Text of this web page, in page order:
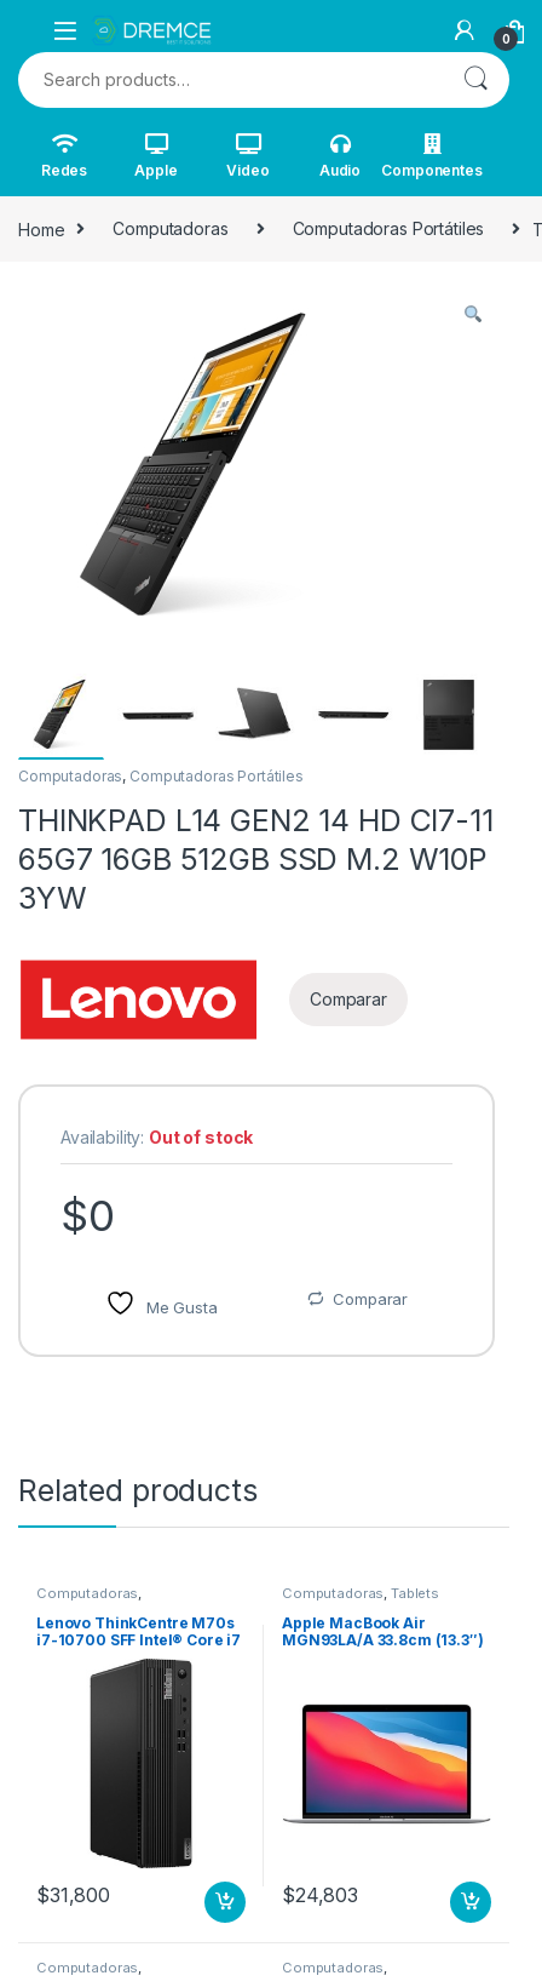
0
Search for:
Redes Apple Video Audio Componentes
Home Computadoras Computadoras Portátiles
Computadoras, Computadoras Portátiles
THINKPAD L14 GEN2 14 HD CI7-11
65G7 16GB 512GB SSD M.2 W10P
3YW
Comparar
Availability: Out of stock
$0
Me Gusta Comparar
Related products
Computadoras
Computadoras de Escritorio
Lenovo ThinkCentre M70s
i7-10700 SFF Intel® Core i7
8 GB DDR4-SDRAM 256 GB
SSD Windows 11 Pro PC
Negro 256GB SSD M.2 WIFI
$31,800
Computadoras ,Tablets
Apple MacBook Air
MGN93LA/A 33.8cm (13.3″)
256GB SSD – Plata – macOS
Big Sur – Pantalla Retina,
Tecnología True Tone,
Tecnología conmutación
en el mismo plano (In-
plane Switching, IPS) – 15Ho
8N GPU 7N 256 GB SSD
PLATA
$24,803
Computadoras, Computadoras,